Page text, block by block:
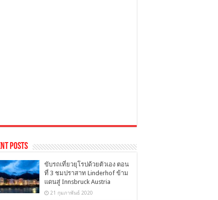
Posts
ขับรถเที่ยวยุโรปด้วยตัวเอง ตอน
ที่ 3 ชมปราสาท Linderhof ข้าม
แดนสู่ Innsbruck Austria
21 กุมภาพันธ์ 2020